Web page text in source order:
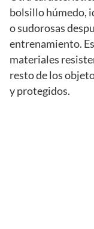
bolsillo húmedo,
o sudorosas
entrenamiento.
materiales
resto de los
y protegidos.